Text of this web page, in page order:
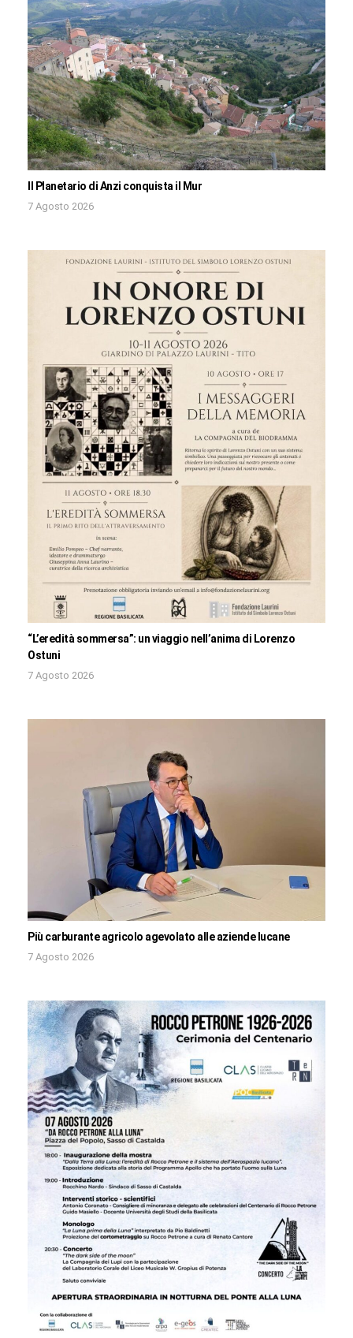
Il Planetario di Anzi conquista il Mur
7 Agosto 2026
“L’eredità sommersa”: un viaggio nell’anima di Lorenzo
Ostuni
7 Agosto 2026
Più carburante agricolo agevolato alle aziende lucane
7 Agosto 2026